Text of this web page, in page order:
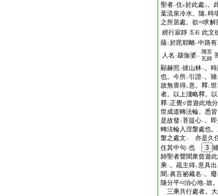
聖者一住中於此處 上 。
葉流泉冷水。隨 レ時
之所居處。欲
求解
經行寂靜 五右 此文
薩二於毘耶離一中路有
人名 二跋伽婆一
隋言
瓦師
顯赫照 二彼山林一。
也。今所二 引證一。雖
故無畏得レ意。釋二
者。以上淺略釋。
釋二正覺○曾遊此地
世成道轉法輪。悉
是故發 二菩提心一。
轉法輪入涅槃處也
槃之處文一
亦是久
住其中句一也 3
師聖者聲聞衆曾遊
乘一。疏主得レ意具出
聞 二 眞言祕藏名 一。廢
隨分平 治心地一故
三乘共行處者。